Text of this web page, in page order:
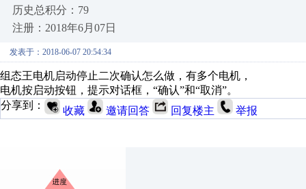
历史总积分：79
注册：2018年6月07日
发表于：2018-06-07 20:54:34
组态王电机启动停止二次确认怎么做，有多个电机，
电机按启动按钮，提示对话框，“确认”和“取消”。
分享到：
收藏 邀请回答 回复楼主 举报